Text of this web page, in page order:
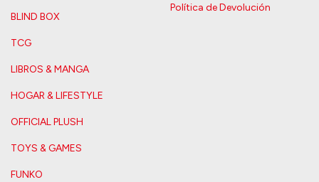
BLIND BOX
TCG
LIBROS & MANGA
HOGAR & LIFESTYLE
OFFICIAL PLUSH
TOYS & GAMES
FUNKO
Política de Devolución